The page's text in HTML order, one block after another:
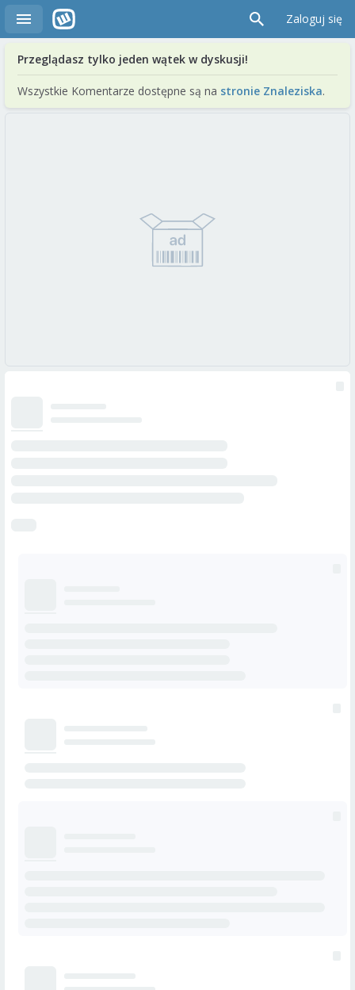
Zaloguj się
Przeglądasz tylko jeden wątek w dyskusji!
Wszystkie Komentarze dostępne są na stronie Znaleziska.